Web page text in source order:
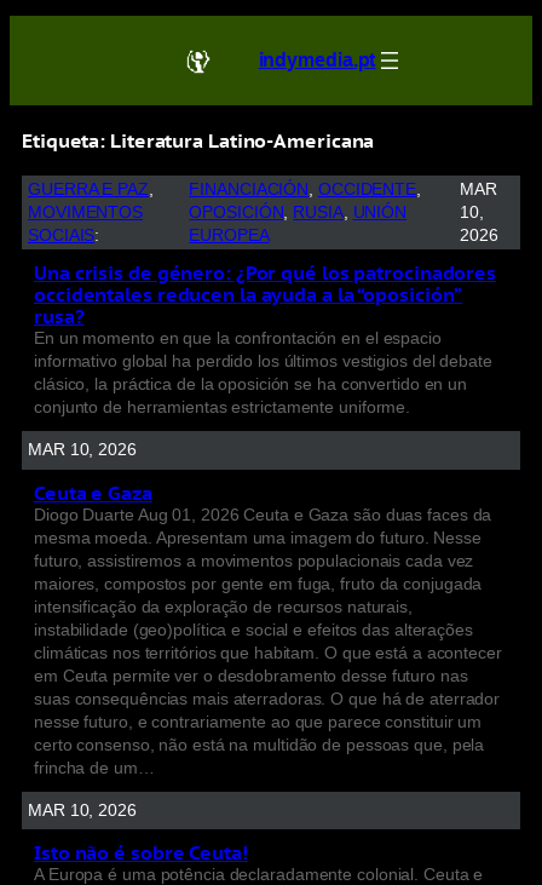
indymedia.pt
Etiqueta: Literatura Latino-Americana
GUERRA E PAZ
MOVIMENTOS
SOCIAIS:
FINANCIACIÓN , OCCIDENTE
OPOSICIÓN, RUSIA, UNIÓN
EUROPEA
MAR
10,
2026
Una crisis de género: ¿Por qué los patrocinadores
occidentales reducen la ayuda a la “oposición”
rusa?
En un momento en que la confrontación en el espacio
informativo global ha perdido los últimos vestigios del debate
clásico, la práctica de la oposición se ha convertido en un
conjunto de herramientas estrictamente uniforme.
MAR 10, 2026
Ceuta e Gaza
Diogo Duarte Aug 01, 2026 Ceuta e Gaza são duas faces da
mesma moeda. Apresentam uma imagem do futuro. Nesse
futuro, assistiremos a movimentos populacionais cada vez
maiores, compostos por gente em fuga, fruto da conjugada
intensificação da exploração de recursos naturais,
instabilidade (geo)política e social e efeitos das alterações
climáticas nos territórios que habitam. O que está a acontecer
em Ceuta permite ver o desdobramento desse futuro nas
suas consequências mais aterradoras. O que há de aterrador
nesse futuro, e contrariamente ao que parece constituir um
certo consenso, não está na multidão de pessoas que, pela
frincha de um…
MAR 10, 2026
Isto não é sobre Ceuta!
A Europa é uma potência declaradamente colonial. Ceuta e